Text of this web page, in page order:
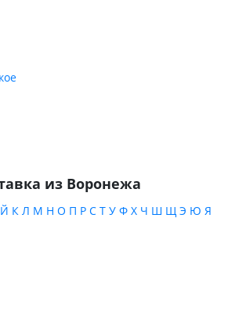
из Воронежа
Й К Л М Н О П Р С Т У Ф Х Ч Ш Щ Э Ю Я